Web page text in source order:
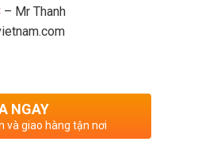
– Mr Thanh
NGAY
và giao hàng tận nơi